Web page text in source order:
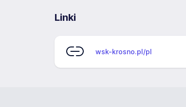
Linki
wsk-krosno.pl/pl